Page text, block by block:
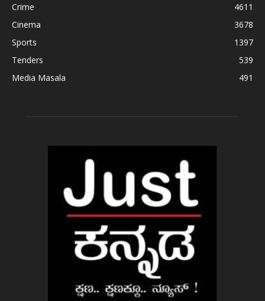
Crime
4611
Cinema
3678
Sports
1397
Tenders
539
Media Masala
491